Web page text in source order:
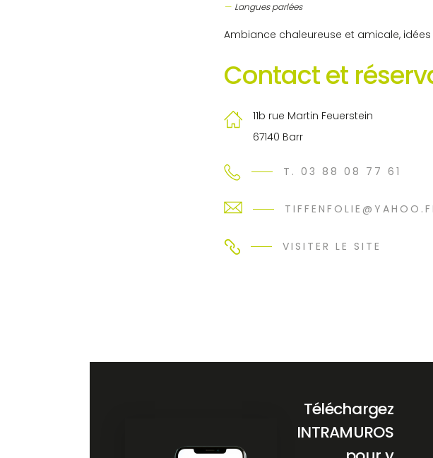
Langues parlées
Ambiance chaleureuse et amicale,
Contact et
11b rue Martin Feuerstein
67140 Barr
T. 03 88 08 77 61
VISITER LE SITE
Téléchargez
INTRAMUROS